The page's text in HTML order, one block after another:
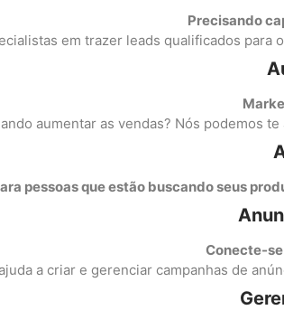
Precisando
em trazer leads qualificados para
aumentar as vendas? Nós podemos
pessoas que estão buscando seus
Conecte-
a criar e gerenciar campanhas de